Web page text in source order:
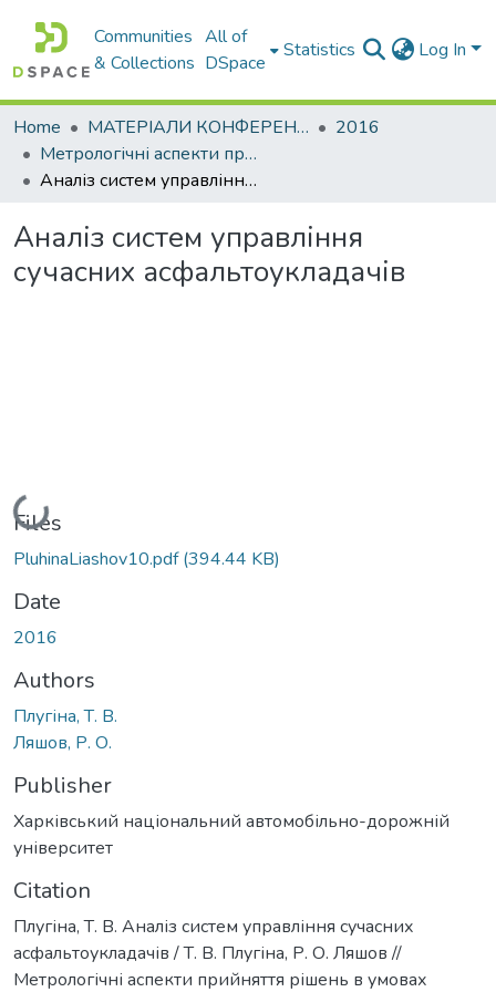
Communities
& Collections
All of
DSpace
Statistics Log In
Home МАТЕРІАЛИ КОНФЕРЕНЦІЙ
2016
Метрологічні аспекти прийняття рішень в умовах роботи на техногенно небезпечних об’єктах
Аналіз систем управління сучасних асфальтоукладачів
Аналіз систем управління
сучасних асфальтоукладачів
Loading...
Files
PluhinaLiashov10.pdf(394.44 KB)
Date
2016
Authors
Плугіна, Т. В.
Ляшов, Р. О.
Publisher
Харківський національний автомобільно-дорожній
університет
Citation
Плугіна, Т. В. Аналіз систем управління сучасних
асфальтоукладачів / Т. В. Плугіна, Р. О. Ляшов //
Метрологічні аспекти прийняття рішень в умовах